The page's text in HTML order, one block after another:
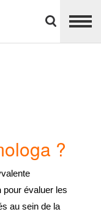
Fermer
panneau
?
pour évaluer les
au sein de la